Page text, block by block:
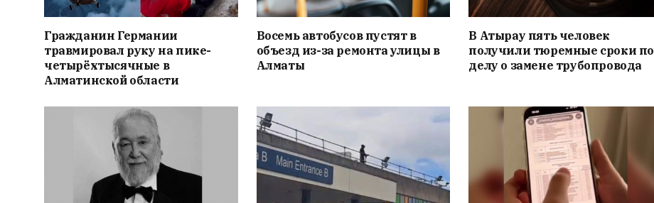
Гражданин Германии
травмировал руку на пике-
четырёхтысячные в
Алматинской области
Восемь автобусов пустят в
объезд из-за ремонта улицы в
Алматы
В Атырау пять человек
получили тюремные сроки по
делу о замене трубопровода